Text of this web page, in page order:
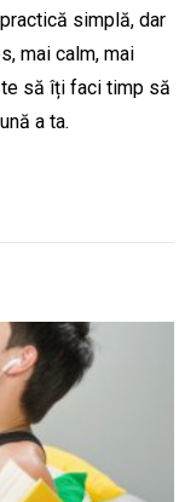
simplă, dar
mai calm, mai
să îți faci timp să
a ta.